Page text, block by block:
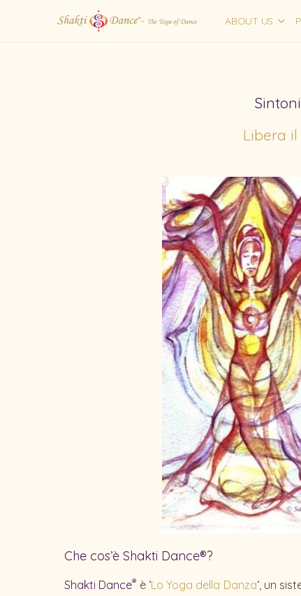
ABOUT US
Libera
Che cos’è Shakti Dance®?
Shakti Dance® è ‘Lo Yoga della Danza‘, un